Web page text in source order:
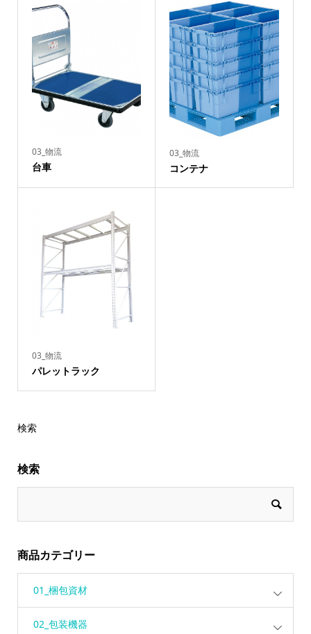
03_物流
台車
03_物流
コンテナ
03_物流
パレットラック
検索
検索
商品カテゴリー
01_梱包資材
02_包装機器